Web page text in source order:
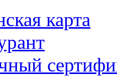
карта